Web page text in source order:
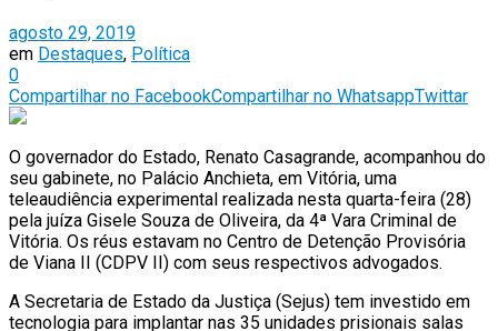
agosto 29, 2019
em Destaques, Política
0
Compartilhar no FacebookCompartilhar no WhatsappTwittar
O governador do Estado, Renato Casagrande, acompanhou do
seu gabinete, no Palácio Anchieta, em Vitória, uma
teleaudiência experimental realizada nesta quarta-feira (28)
pela juíza Gisele Souza de Oliveira, da 4ª Vara Criminal de
Vitória. Os réus estavam no Centro de Detenção Provisória
de Viana II (CDPV II) com seus respectivos advogados.
A Secretaria de Estado da Justiça (Sejus) tem investido em
tecnologia para implantar nas 35 unidades prisionais salas